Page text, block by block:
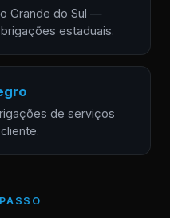
Grande do Sul —
estaduais.
de serviços